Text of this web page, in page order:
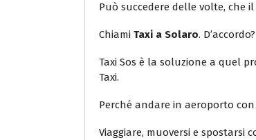
Può succedere delle volte, che
Chiami Taxi a Solaro. D’accordo?
Taxi Sos è la soluzione a quel
Taxi.
Perché andare in aeroporto
Viaggiare, muoversi e spostarsi